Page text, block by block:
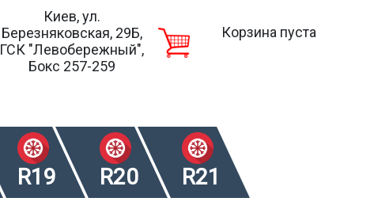
Киев, ул.
Березняковская, 29Б,
ГСК "Левобережный",
Бокс 257-259
Корзина пуста
R19 R20 R21